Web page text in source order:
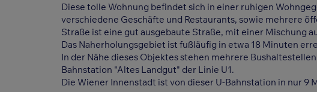
Diese tolle Wohnung befindet sich in einer ruhigen
verschiedene Geschäfte und Restaurants, sowie mehrere
Straße ist eine gut ausgebaute Straße, mit einer Mischung
Das Naherholungsgebiet ist fußläufig in etwa 18 Minuten
In der Nähe dieses Objektes stehen mehrere
Bahnstation "Altes Landgut" der Linie U1.
Die Wiener Innenstadt ist von dieser U-Bahnstation in nur 9